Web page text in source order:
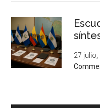
27 julio,